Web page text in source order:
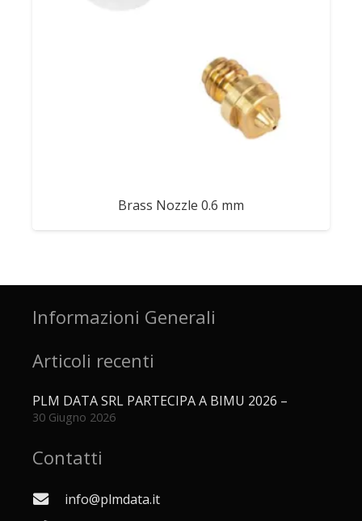
Brass Nozzle 0.6 mm
Informazioni Generali
Articoli recenti
PLM DATA SRL PARTECIPA A BIMU 2026 –
30 Giugno 2026
Contatti
info@plmdata.it